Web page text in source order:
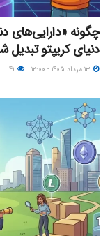
چگونه «دارایی‌های
دنیای کریپتو تبدیل